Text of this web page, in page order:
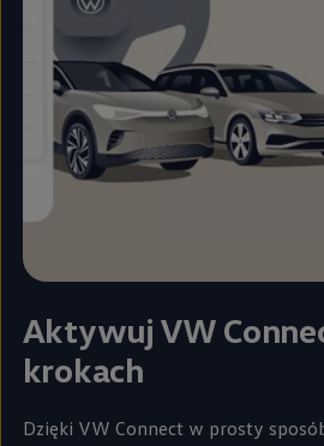
Aktywuj VW
krokach
Dzięki VW Connect w prosty